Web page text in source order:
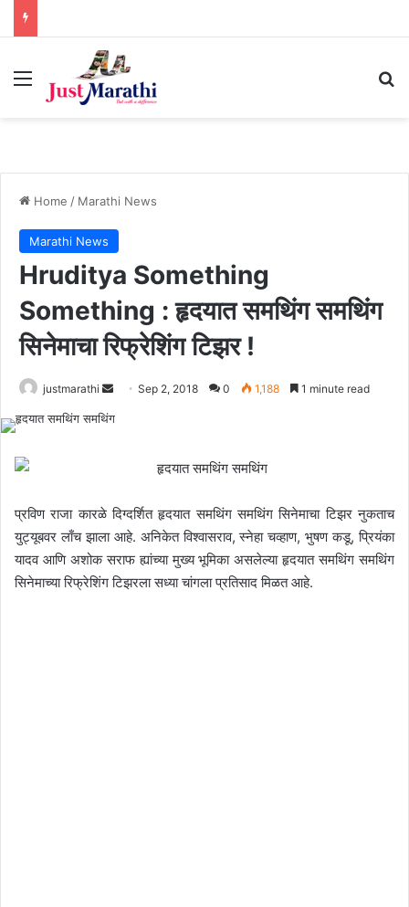
Menu
Home / Marathi News
Marathi News
Hruditya Something
Something : हृदयात समथिंग समथिंग
सिनेमाचा रिफ्रेशिंग टिझर !
justmarathi
e
m
a
i
Sep 2, 2018 0 1,188 1 minute read
प्रविण राजा कारळे दिग्दर्शित हृदयात समथिंग समथिंग सिनेमाचा टिझर नुकताच
युट्यूबवर लाँच झाला आहे. अनिकेत विश्वासराव, स्नेहा चव्हाण, भुषण कडू, प्रियंका
यादव आणि अशोक सराफ ह्यांच्या मुख्य भूमिका असलेल्या हृदयात समथिंग समथिंग
सिनेमाच्या रिफ्रेशिंग टिझरला सध्या चांगला प्रतिसाद मिळत आहे.